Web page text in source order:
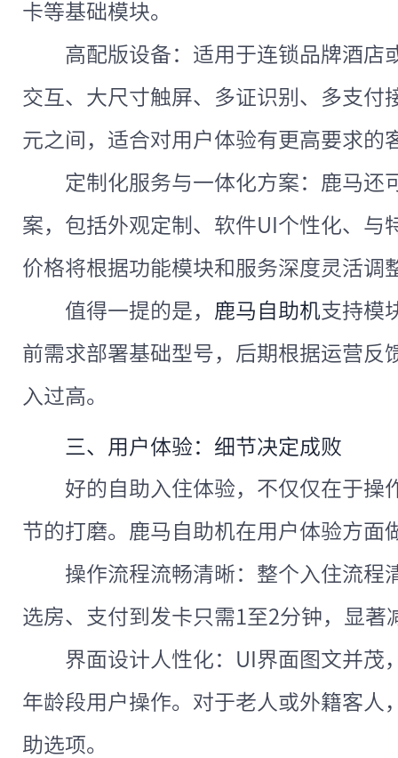
卡等基础模块。
高配版设备：适用于连锁品牌酒店
交互、大尺寸触屏、多证识别、多支付
元之间，适合对用户体验有更高要求的
定制化服务与一体化方案：鹿马还
案，包括外观定制、软件UI个性化、与
价格将根据功能模块和服务深度灵活调
值得一提的是， 鹿马自助机支持模
前需求部署基础型号，后期根据运营反
入过高。
三、用户体验：细节决定成败
好的自助入住体验，不仅仅在于操
节的打磨。鹿马自助机在用户体验方面
操作流程流畅清晰：整个入住流程
选房、支付到发卡只需1至2分钟，显著
界面设计人性化：UI界面图文并茂
年龄段用户操作。对于老人或外籍客人
助选项。